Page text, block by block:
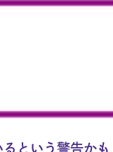
という警告か